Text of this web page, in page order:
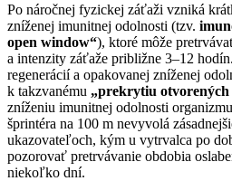
Po náročnej fyzickej záťaži vzniká
zníženej imunitnej odolnosti (tzv.
open window“), ktoré môže
a intenzity záťaže približne 3–12
regenerácií a opakovanej zníženej
k takzvanému „prekrytiu otvorených
zníženiu imunitnej odolnosti
šprintéra na 100 m nevyvolá
ukazovateľoch, kým u vytrvalca po
pozorovať pretrvávanie obdobia
niekoľko dní.